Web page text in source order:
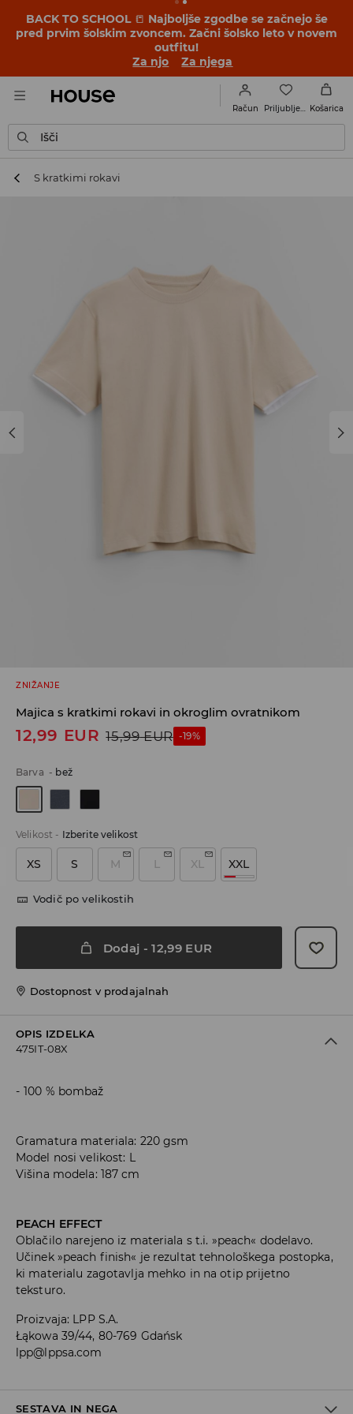
BACK TO SCHOOL 📒 Najboljše zgodbe se začnejo še
pred prvim šolskim zvoncem. Začni šolsko leto v novem
outfitu!
Za njo
Za njega
Račun Košarica
Išči
S kratkimi rokavi
ZNIŽANJE
Majica s kratkimi rokavi in okroglim ovratnikom
12,99 EUR 15,99 EUR -19%
Barva - bež
Velikost - Izberite velikost
XS S M L XL XXL
Vodič po velikostih
Dodaj -12,99 EUR
Dostopnost v prodajalnah
OPIS IZDELKA
475IT-08X
100 % bombaž
Gramatura materiala: 220 gsm
Model nosi velikost: L
Višina modela: 187 cm
PEACH EFFECT
Oblačilo narejeno iz materiala s t.i. »peach« dodelavo.
Učinek »peach finish« je rezultat tehnološkega postopka,
ki materialu zagotavlja mehko in na otip prijetno
teksturo.
Proizvaja: LPP S.A.
Łąkowa 39/44, 80-769 Gdańsk
lpp@lppsa.com
SESTAVA IN NEGA